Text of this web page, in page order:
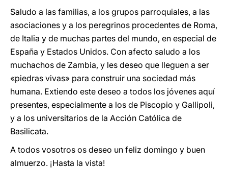
Saludo a las familias, a los grupos parroquiales, a las
asociaciones y a los peregrinos procedentes de Roma,
de Italia y de muchas partes del mundo, en especial de
España y Estados Unidos. Con afecto saludo a los
muchachos de Zambia, y les deseo que lleguen a ser
«piedras vivas» para construir una sociedad más
humana. Extiendo este deseo a todos los jóvenes aquí
presentes, especialmente a los de Piscopio y Gallipoli,
y a los universitarios de la Acción Católica de
Basilicata.
A todos vosotros os deseo un feliz domingo y buen
almuerzo. ¡Hasta la vista!